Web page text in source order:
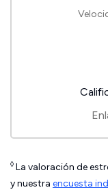
◊ La valoración de
y nuestra encuesta